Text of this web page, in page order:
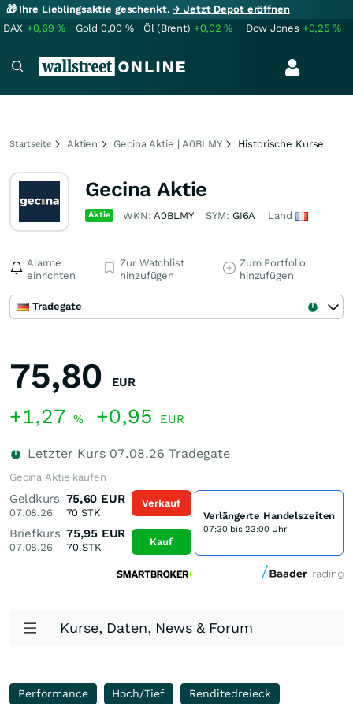
🎁 Ihre Lieblingsaktie geschenkt.→ Jetzt Depot eröffnen
DAX +0,69% Gold 0,00 % Öl (Brent) +0,02% Dow Jones +0,25%
Startseite Aktien Gecina Aktie | A0BLMY Historische Kurse
Gecina Aktie
Aktie WKN:A0BLMY SYM: GI6A Land
Alarme
einrichten
Zur Watchlist
hinzufügen
Zum Portfolio
hinzufügen
Tradegate
75,80 EUR
+1,27 % +0,95 EUR
Letzter Kurs 07.08.26 Tradegate
Gecina Aktie kaufen
Geldkurs
07.08.26
75,60 EUR
70 STK
Briefkurs
07.08.26
75,95 EUR
70 STK
Verkauf
Kauf
Verlängerte Handelszeiten
07:30 bis 23:00 Uhr
Kurse, Daten, News & Forum
Performance Hoch/Tief
Renditedreieck